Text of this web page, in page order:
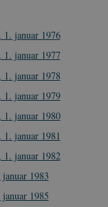
1. januar 1976
1. januar 1977
1. januar 1978
1. januar 1979
1. januar 1980
januar 1981
1. januar 1982
1983
1985
mm.